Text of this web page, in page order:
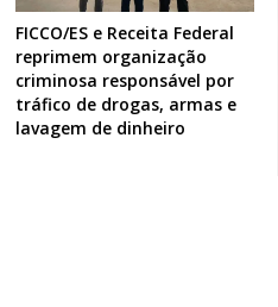
FICCO/ES e Receita Federal
reprimem organização
criminosa responsável por
tráfico de drogas, armas e
lavagem de dinheiro